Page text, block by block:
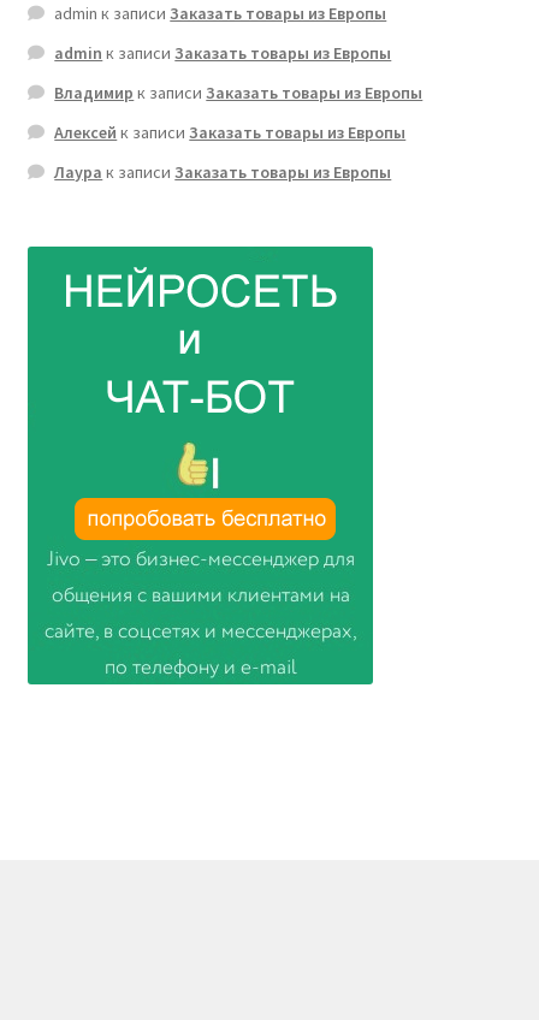
admin к записиЗаказать товары из Европы
admin к записиЗаказать товары из Европы
Владимир к записиЗаказать товары из Европы
Алексей к записиЗаказать товары из Европы
Лаура к записиЗаказать товары из Европы